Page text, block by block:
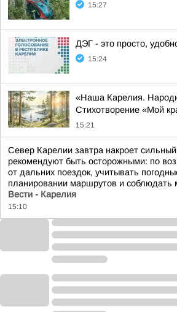
15:27
ДЭГ - это просто,
15:24
«Наша Карелия.
Стихотворение «Мой
15:21
Север Карелии завтра накроет
рекомендуют быть осторожными: по
от дальних поездок, учитывать
планировании маршрутов и соблюдать
Вести - Карелия
15:10